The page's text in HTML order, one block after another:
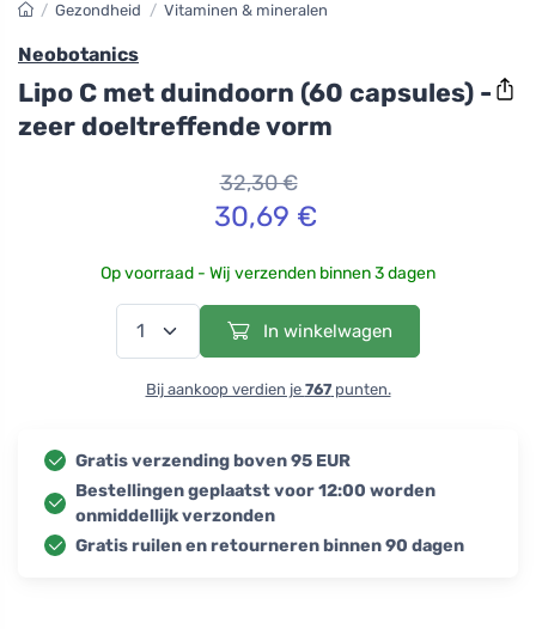
/ Gezondheid / Vitaminen & mineralen
Neobotanics
Lipo C met duindoorn (60 capsules) -
zeer doeltreffende vorm
32,30 €
30,69 €
Op voorraad - Wij verzenden binnen 3 dagen
In winkelwagen
Bij aankoop verdien je 767punten.
Gratis verzending boven 95 EUR
Bestellingen geplaatst voor 12:00 worden
onmiddellijk verzonden
Gratis ruilen en retourneren binnen 90 dagen